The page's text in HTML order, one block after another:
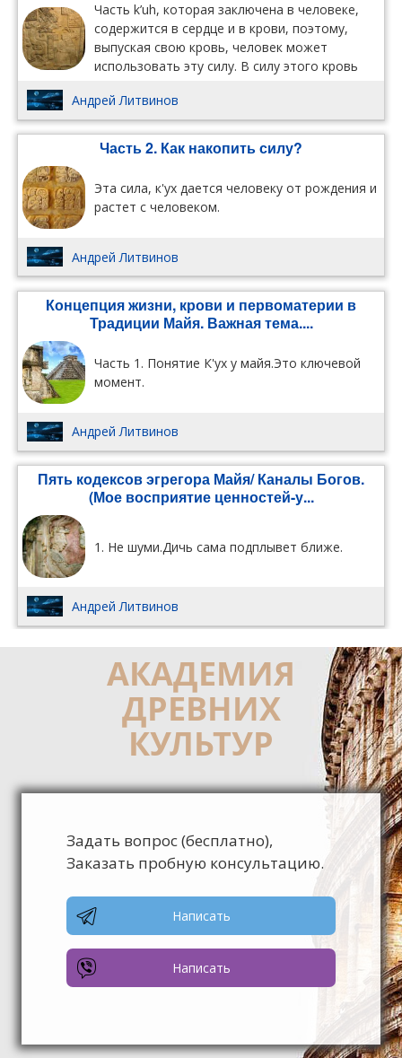
Часть k’uh, которая заключена в человеке,
содержится в сердце и в крови, поэтому,
выпуская свою кровь, человек может
использовать эту силу. В силу этого кровь
Андрей Литвинов
Часть 2. Как накопить силу?
Эта сила, к'ух дается человеку от рождения и
растет с человеком.
Андрей Литвинов
Концепция жизни, крови и первоматерии в
Традиции Майя. Важная тема....
Часть 1. Понятие К'ух у майя.Это ключевой
момент.
Андрей Литвинов
Пять кодексов эгрегора Майя/ Каналы Богов.
(Мое восприятие ценностей-у...
1. Не шуми.Дичь сама подплывет ближе.
Андрей Литвинов
АКАДЕМИЯ
ДРЕВНИХ
КУЛЬТУР
Задать вопрос (бесплатно),
Заказать пробную консультацию.
Написать
Написать